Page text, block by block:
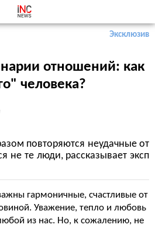
Эксклюзив
отношений: как
человека?
повторяются неудачные от
не те люди, рассказывает эксп
гармоничные, счастливые от
Уважение, тепло и любовь
из нас. Но, к сожалению, не